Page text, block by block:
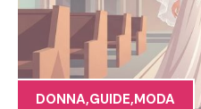
DONNA,GUIDE,MODA